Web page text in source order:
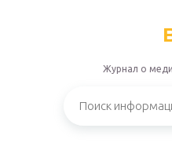
Журнал о